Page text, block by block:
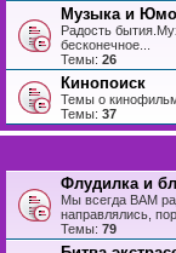
Музыка и
Радость
бесконечное...
Темы: 26
Кинопоиск
Темы о
Темы: 37
Флудилка и
Мы всегда ВАМ
направлялись,
Темы: 79